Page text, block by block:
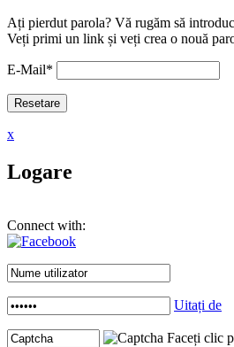
Ați pierdut parola? Vă rugăm să
Veți primi un link și veți crea o nouă
E-Mail*
x
Logare
Connect with:
Uitați de
Faceți clic